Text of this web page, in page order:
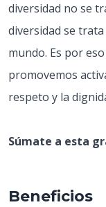
diversidad no se
diversidad se
mundo. Es por
promovemos
respeto y la
Súmate a esta
Beneficios